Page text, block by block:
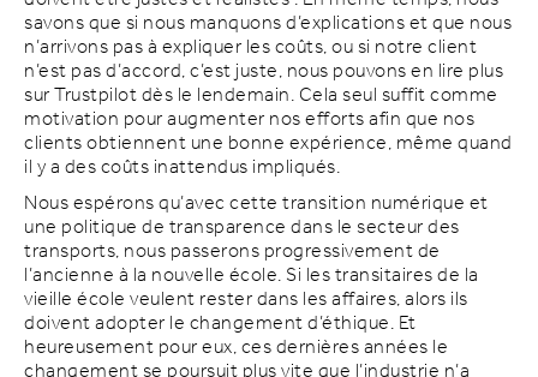
savons que si nous manquons d’explications et que nous
n’arrivons pas à expliquer les coûts, ou si notre client
n’est pas d’accord, c’est juste, nous pouvons en lire plus
sur Trustpilot dès le lendemain. Cela seul suffit comme
motivation pour augmenter nos efforts afin que nos
clients obtiennent une bonne expérience, même quand
il y a des coûts inattendus impliqués.
Nous espérons qu’avec cette transition numérique et
une politique de transparence dans le secteur des
transports, nous passerons progressivement de
l’ancienne à la nouvelle école. Si les transitaires de la
vieille école veulent rester dans les affaires, alors ils
doivent adopter le changement d’éthique. Et
heureusement pour eux, ces dernières années le